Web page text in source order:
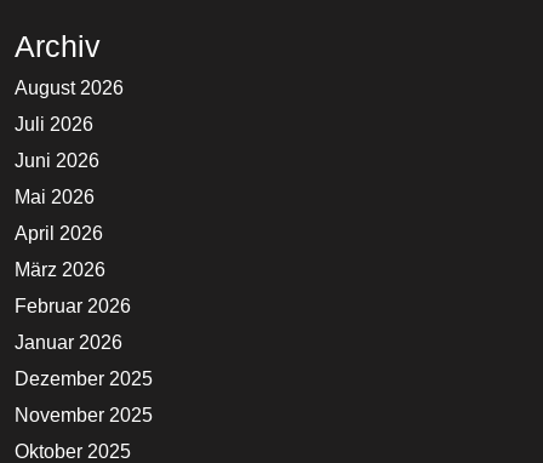
Archiv
August 2026
Juli 2026
Juni 2026
Mai 2026
April 2026
März 2026
Februar 2026
Januar 2026
Dezember 2025
November 2025
Oktober 2025